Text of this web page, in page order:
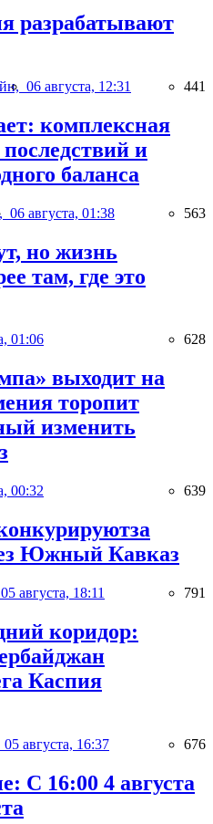
разрабатывают
06 августа, 12:31 441
комплексная
и
баланса
06 августа, 01:38 563
но жизнь
там, где это
01:06 628
выходит на
торопит
изменить
00:32 639
Южный Кавказ
05 августа, 18:11 791
коридор:
Каспия
05 августа, 16:37 676
С 16:00 4 августа